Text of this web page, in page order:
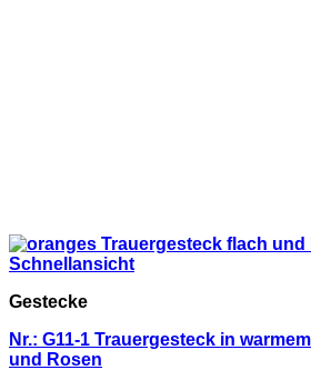
Schnellansicht
Gestecke
Nr.: G11-1 Trauergesteck in
und Rosen